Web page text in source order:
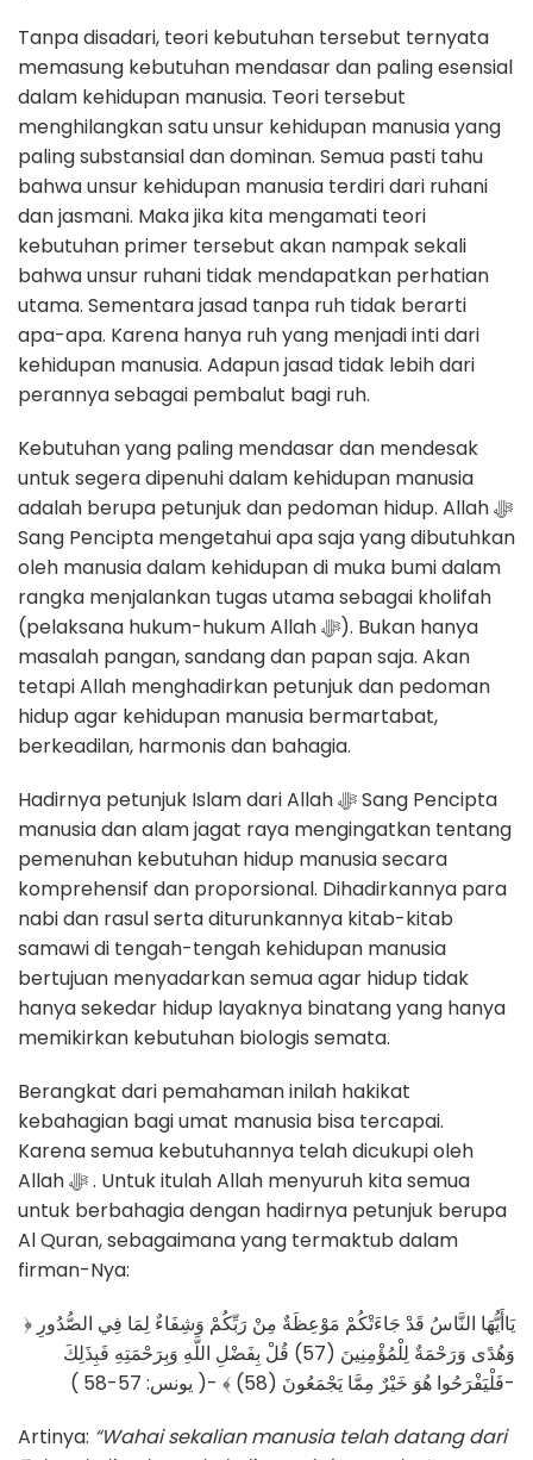
Tanpa disadari, teori kebutuhan tersebut ternyata
memasung kebutuhan mendasar dan paling esensial
dalam kehidupan manusia. Teori tersebut
menghilangkan satu unsur kehidupan manusia yang
paling substansial dan dominan. Semua pasti tahu
bahwa unsur kehidupan manusia terdiri dari ruhani
dan jasmani. Maka jika kita mengamati teori
kebutuhan primer tersebut akan nampak sekali
bahwa unsur ruhani tidak mendapatkan perhatian
utama. Sementara jasad tanpa ruh tidak berarti
apa-apa. Karena hanya ruh yang menjadi inti dari
kehidupan manusia. Adapun jasad tidak lebih dari
perannya sebagai pembalut bagi ruh.
Kebutuhan yang paling mendasar dan mendesak
untuk segera dipenuhi dalam kehidupan manusia
adalah berupa petunjuk dan pedoman hidup. Allah ﷻ
Sang Pencipta mengetahui apa saja yang dibutuhkan
oleh manusia dalam kehidupan di muka bumi dalam
rangka menjalankan tugas utama sebagai kholifah
(pelaksana hukum-hukum Allah ﷻ). Bukan hanya
masalah pangan, sandang dan papan saja. Akan
tetapi Allah menghadirkan petunjuk dan pedoman
hidup agar kehidupan manusia bermartabat,
berkeadilan, harmonis dan bahagia.
Hadirnya petunjuk Islam dari Allah ﷻ Sang Pencipta
manusia dan alam jagat raya mengingatkan tentang
pemenuhan kebutuhan hidup manusia secara
komprehensif dan proporsional. Dihadirkannya para
nabi dan rasul serta diturunkannya kitab-kitab
samawi di tengah-tengah kehidupan manusia
bertujuan menyadarkan semua agar hidup tidak
hanya sekedar hidup layaknya binatang yang hanya
memikirkan kebutuhan biologis semata.
Berangkat dari pemahaman inilah hakikat
kebahagian bagi umat manusia bisa tercapai.
Karena semua kebutuhannya telah dicukupi oleh
Allah ﷻ . Untuk itulah Allah menyuruh kita semua
untuk berbahagia dengan hadirnya petunjuk berupa
Al Quran, sebagaimana yang termaktub dalam
firman-Nya:
﴿ يَاأَيُّهَا النَّاسُ قَدْ جَاءَتْكُمْ مَوْعِظَةٌ مِنْ رَبِّكُمْ وَشِفَاءٌ لِمَا فِي الصُّدُورِ
وَهُدًى وَرَحْمَةٌ لِلْمُؤْمِنِينَ (57) قُلْ بِفَضْلِ اللَّهِ وَبِرَحْمَتِهِ فَبِذَلِكَ
فَلْيَفْرَحُوا هُوَ خَيْرٌ مِمَّا يَجْمَعُونَ (58) ﴾ -( يونس: 57-58 )-
Artinya: “Wahai sekalian manusia telah datang dari